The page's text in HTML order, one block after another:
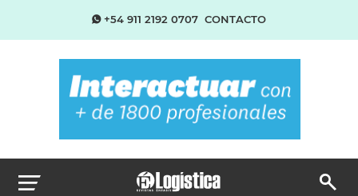
+54 911 2192 0707 CONTACTO